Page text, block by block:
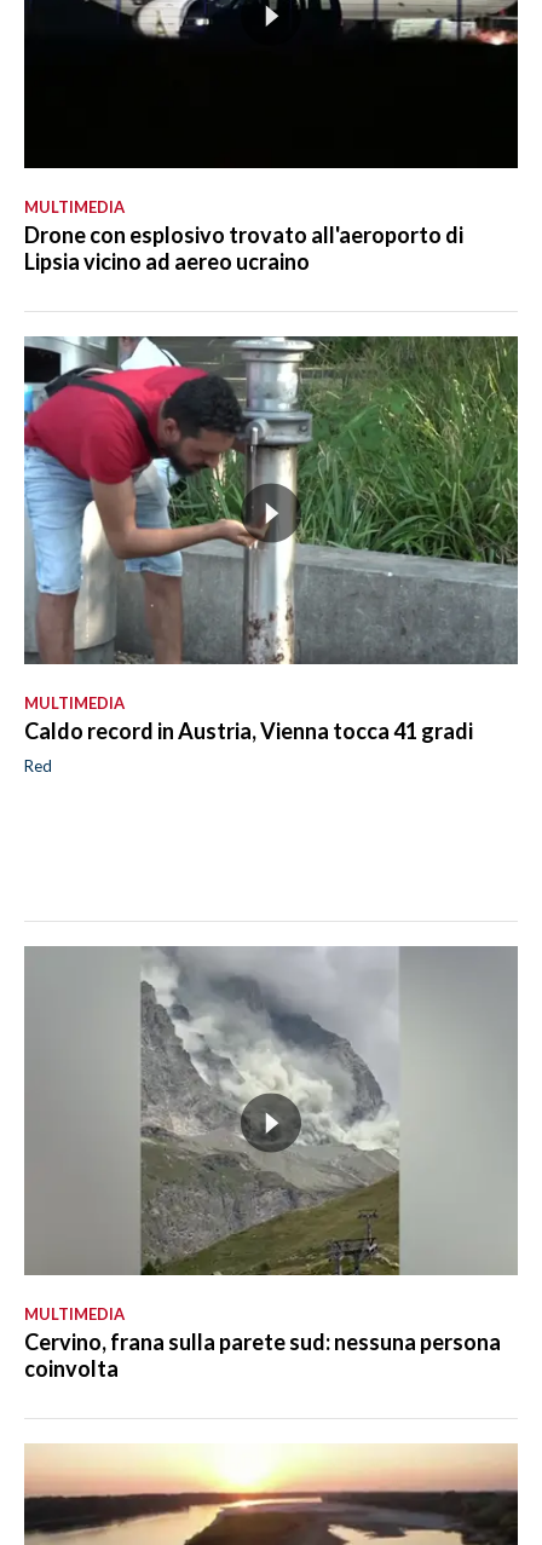
MULTIMEDIA
Drone con esplosivo trovato all'aeroporto di
Lipsia vicino ad aereo ucraino
MULTIMEDIA
Caldo record in Austria, Vienna tocca 41 gradi
Red
MULTIMEDIA
Cervino, frana sulla parete sud: nessuna persona
coinvolta